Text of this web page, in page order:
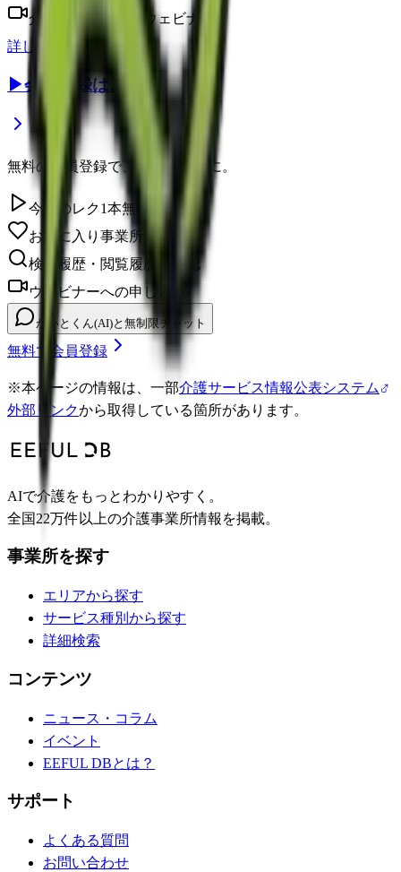
介護のプロによるウェビナー
詳しく見る
▶会員登録はこちら
無料の会員登録で、さらに便利に。
今日のレク1本無料視聴
お気に入り事業所を保存
検索履歴・閲覧履歴の確認
ウェビナーへの申し込み
かいとくん(AI)と無制限チャット
無料で会員登録
※本ページの情報は、一部介護サービス情報公表システム
外部リンクから取得している箇所があります。
AIで介護をもっとわかりやすく。
全国22万件以上の介護事業所情報を掲載。
事業所を探す
エリアから探す
サービス種別から探す
詳細検索
コンテンツ
ニュース・コラム
イベント
EEFUL DBとは？
サポート
よくある質問
お問い合わせ